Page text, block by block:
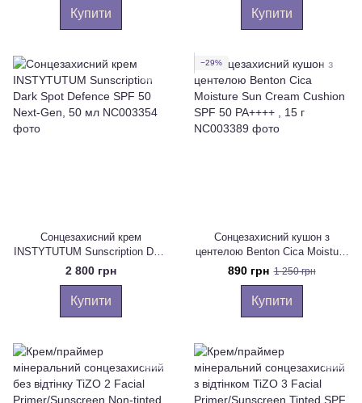
Купити
[SPF50+/PA++++], 50 г
Купити
Сонцезахисний крем
INSTYTUTUM Sunscription Dark
Spot Defence SPF 50 Next-Gen,
50 мл
2 800 грн
Купити
−29%
Сонцезахисний кушон з
центелою Benton Cica Moisture
Sun Cream Cushion SPF 50
PA++++ , 15 г
890 грн 1 250 грн
Купити